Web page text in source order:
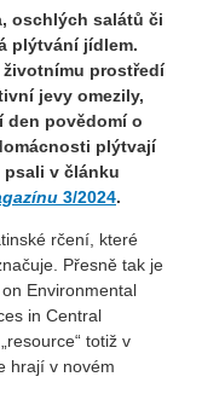
oschlých salátů či
plýtvání jídlem.
životnímu prostředí
jevy omezily,
den povědomí o
plýtvají
psali v článku
3/2024.
rčení, které
Přesně tak je
Environmental
in Central
totiž v
hrají v novém